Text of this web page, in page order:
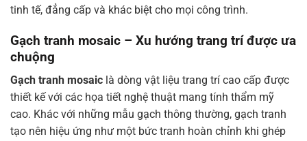
tinh tế, đẳng cấp và khác biệt cho mọi công trình.
Gạch tranh mosaic – Xu hướng trang trí được ưa
chuộng
Gạch tranh mosaic là dòng vật liệu trang trí cao cấp được
thiết kế với các họa tiết nghệ thuật mang tính thẩm mỹ
cao. Khác với những mẫu gạch thông thường, gạch tranh
tạo nên hiệu ứng như một bức tranh hoàn chỉnh khi ghép